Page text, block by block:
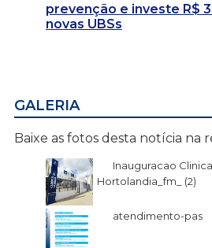
prevenção e investe R$
novas UBSs
GALERIA
Baixe as fotos desta notícia na
Inauguracao
Hortolandia_fm_ (2)
atendimento-pas